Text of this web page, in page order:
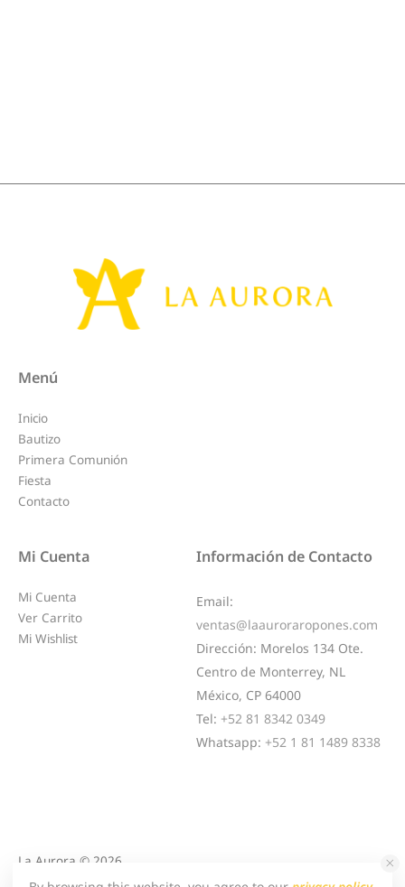
Menú
Inicio
Bautizo
Primera Comunión
Fiesta
Contacto
Mi Cuenta
Mi Cuenta
Ver Carrito
Mi Wishlist
Información de Contacto
Email:
ventas@laauroraropones.com
Dirección: Morelos 134 Ote.
Centro de Monterrey, NL
México, CP 64000
Tel: +52 81 8342 0349
Whatsapp: +52 1 81 1489 8338
La Aurora © 2026.